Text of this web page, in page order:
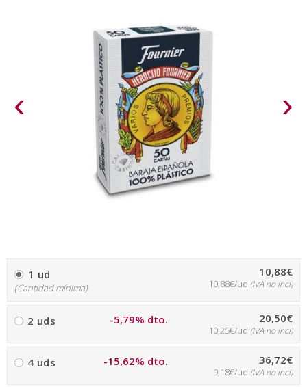
‹ ›
1 ud
(Cantidad mínima)
10,88€
10,88€/ud (IVA no incl)
2 uds -5,79% dto. 20,50€
10,25€/ud (IVA no incl)
4 uds -15,62% dto. 36,72€
9,18€/ud (IVA no incl)